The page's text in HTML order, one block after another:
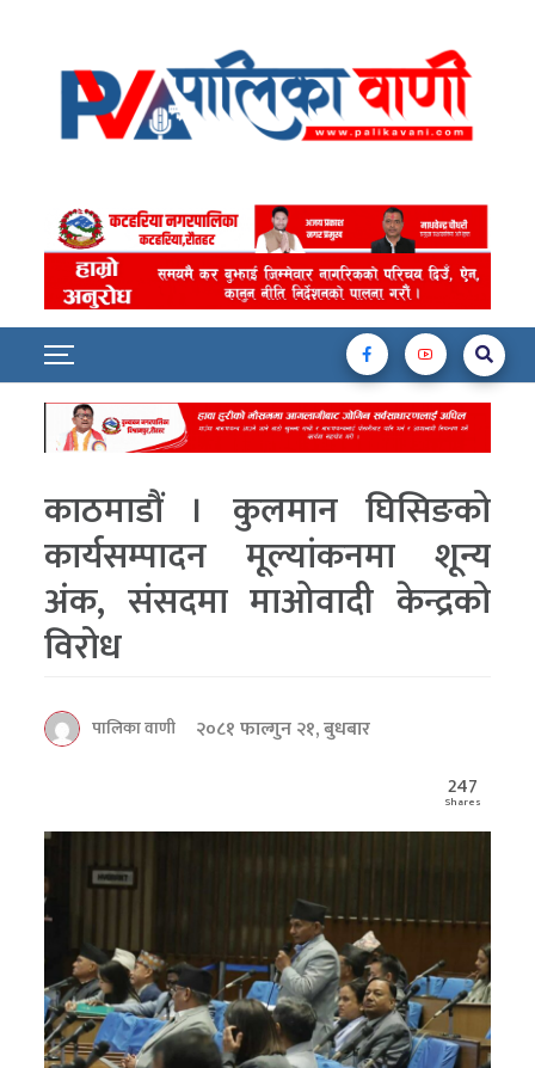
काठमाडौं । कुलमान घिसिङको
कार्यसम्पादन मूल्यांकनमा शून्य
अंक, संसदमा माओवादी केन्द्रको
विरोध
पालिका वाणी
२०८१ फाल्गुन २१, बुधबार
247
Shares